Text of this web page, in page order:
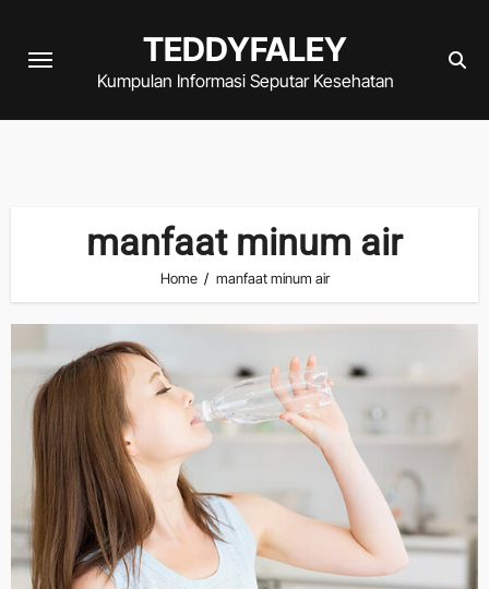
TEDDYFALEY
Kumpulan Informasi Seputar Kesehatan
manfaat minum air
Home manfaat minum air